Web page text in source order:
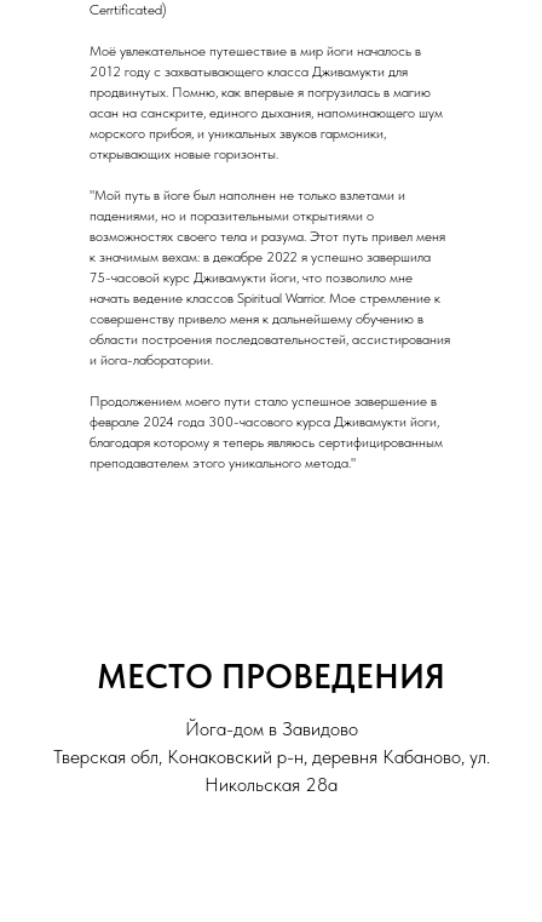
Cerrtificated)
Моё увлекательное путешествие в мир йоги началось в
2012 году с захватывающего класса Дживамукти для
продвинутых. Помню, как впервые я погрузилась в магию
асан на санскрите, единого дыхания, напоминающего шум
морского прибоя, и уникальных звуков гармоники,
открывающих новые горизонты.
"Мой путь в йоге был наполнен не только взлетами и
падениями, но и поразительными открытиями о
возможностях своего тела и разума. Этот путь привел меня
к значимым вехам: в декабре 2022 я успешно завершила
75-часовой курс Дживамукти йоги, что позволило мне
начать ведение классов Spiritual Warrior. Мое стремление к
совершенству привело меня к дальнейшему обучению в
области построения последовательностей, ассистирования
и йога-лаборатории.
Продолжением моего пути стало успешное завершение в
феврале 2024 года 300-часового курса Дживамукти йоги,
благодаря которому я теперь являюсь сертифицированным
преподавателем этого уникального метода."
МЕСТО ПРОВЕДЕНИЯ
Йога-дом в Завидово
Тверская обл, Конаковский р-н, деревня Кабаново, ул.
Никольская 28а